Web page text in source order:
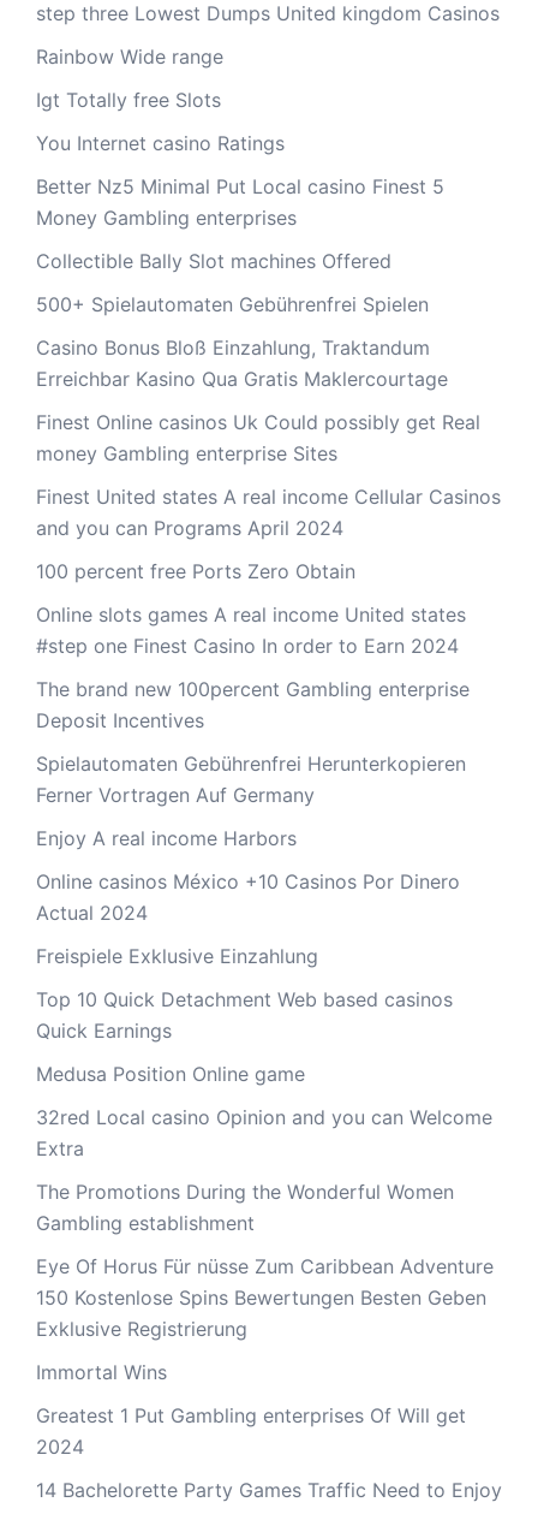
step three Lowest Dumps United kingdom Casinos
Rainbow Wide range
Igt Totally free Slots
You Internet casino Ratings
Better Nz5 Minimal Put Local casino Finest 5
Money Gambling enterprises
Collectible Bally Slot machines Offered
500+ Spielautomaten Gebührenfrei Spielen
Casino Bonus Bloß Einzahlung, Traktandum
Erreichbar Kasino Qua Gratis Maklercourtage
Finest Online casinos Uk Could possibly get Real
money Gambling enterprise Sites
Finest United states A real income Cellular Casinos
and you can Programs April 2024
100 percent free Ports Zero Obtain
Online slots games A real income United states
#step one Finest Casino In order to Earn 2024
The brand new 100percent Gambling enterprise
Deposit Incentives
Spielautomaten Gebührenfrei Herunterkopieren
Ferner Vortragen Auf Germany
Enjoy A real income Harbors
Online casinos México +10 Casinos Por Dinero
Actual 2024
Freispiele Exklusive Einzahlung
Top 10 Quick Detachment Web based casinos
Quick Earnings
Medusa Position Online game
32red Local casino Opinion and you can Welcome
Extra
The Promotions During the Wonderful Women
Gambling establishment
Eye Of Horus Für nüsse Zum Caribbean Adventure
150 Kostenlose Spins Bewertungen Besten Geben
Exklusive Registrierung
Immortal Wins
Greatest 1 Put Gambling enterprises Of Will get
2024
14 Bachelorette Party Games Traffic Need to Enjoy